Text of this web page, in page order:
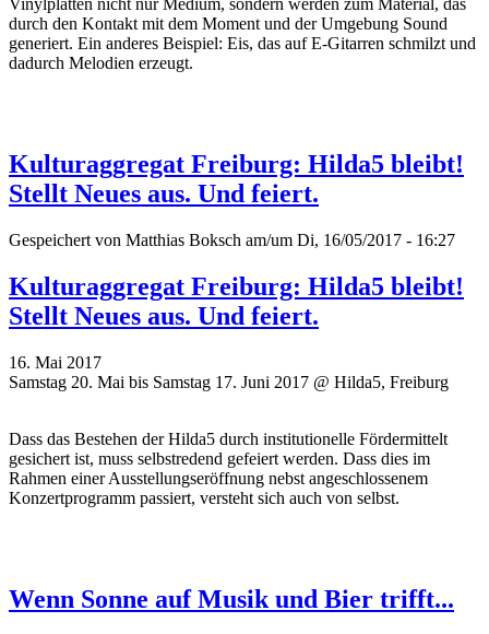
Vinylplatten nicht nur Medium, sondern werden zum Material, das
durch den Kontakt mit dem Moment und der Umgebung Sound
generiert. Ein anderes Beispiel: Eis, das auf E-Gitarren schmilzt und
dadurch Melodien erzeugt.
Kulturaggregat Freiburg: Hilda5 bleibt!
Stellt Neues aus. Und feiert.
Gespeichert von Matthias Boksch am/um Di, 16/05/2017 - 16:27
Kulturaggregat Freiburg: Hilda5 bleibt!
Stellt Neues aus. Und feiert.
16. Mai 2017
Samstag 20. Mai bis Samstag 17. Juni 2017 @ Hilda5, Freiburg
Dass das Bestehen der Hilda5 durch institutionelle Fördermittelt
gesichert ist, muss selbstredend gefeiert werden. Dass dies im
Rahmen einer Ausstellungseröffnung nebst angeschlossenem
Konzertprogramm passiert, versteht sich auch von selbst.
Wenn Sonne auf Musik und Bier trifft...